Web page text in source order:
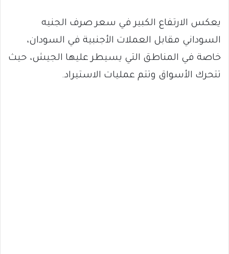
يعكس الارتفاع الكبير في سعر صرف الجنيه
السوداني مقابل العملات الأجنبية في السودان،
خاصة في المناطق التي يسيطر عليها الجيش، حيث
تتحرك الأسواق وتتم عمليات الاستيراد.